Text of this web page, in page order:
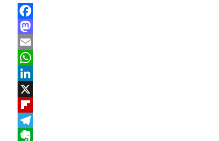
Facebook
Mastodon
Email
WhatsApp
LinkedIn
Flipboard
Telegram